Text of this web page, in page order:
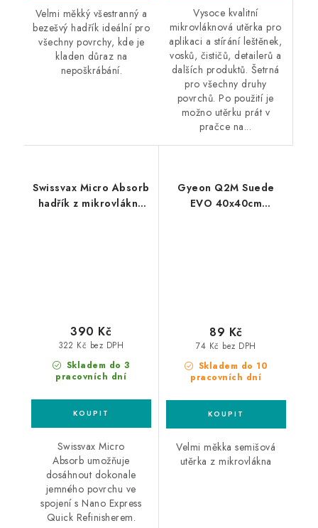
Velmi měkký všestranný a
bezešvý hadřík ideální pro
všechny povrchy, kde je
kladen důraz na
nepoškrábání.
Vysoce kvalitní
mikrovláknová utěrka pro
aplikaci a stírání leštěnek,
vosků, čističů, detailerů a
dalších produktů. Šetrná
pro všechny druhy
povrchů. Po použití je
možno utěrku prát v
pračce na...
Swissvax Micro Absorb
hadřík z mikrovlákna
Skladem do 3
pracovních dní
322 Kč bez DPH
390 Kč
Swissvax Micro
Absorb umožňuje
dosáhnout dokonale
jemného povrchu ve
spojení s Nano Express
Quick Refinisherem.
Gyeon Q2M Suede
EVO 40x40cm
Skladem do 10
pracovních dní
74 Kč bez DPH
89 Kč
Velmi měkka semišová
utěrka z mikrovlákna